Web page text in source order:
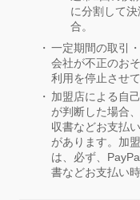
に分割して
合。
一定期間の取引
会社が不正のお
利用を停止させ
加盟店による自
が判断した場合
収書などお支払
があります。加
は、必ず、
書などお支払い